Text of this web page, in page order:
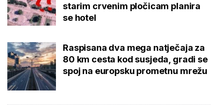
starim crvenim pločicam planira
se hotel
Raspisana dva mega natječaja za
80 km cesta kod susjeda, gradi se
spoj na europsku prometnu mrežu